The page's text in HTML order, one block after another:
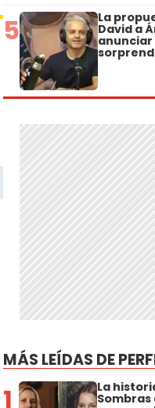
5 La
David a
anunciar
MÁS LEÍDAS DE
1 La